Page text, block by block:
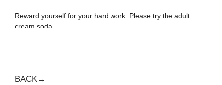
Reward yourself for your hard work. Please try the adult
cream soda.
BACK→